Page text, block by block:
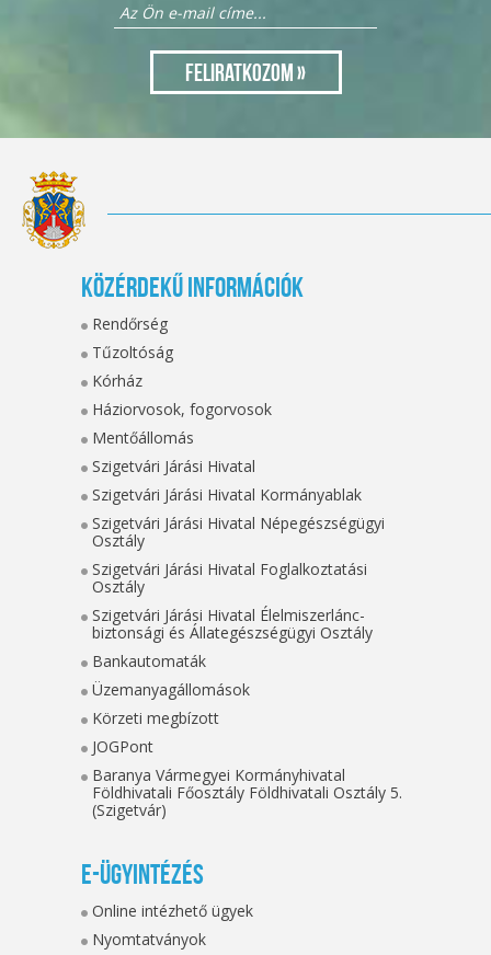
Közérdekű információk
Rendőrség
Tűzoltóság
Kórház
Háziorvosok, fogorvosok
Mentőállomás
Szigetvári Járási Hivatal
Szigetvári Járási Hivatal Kormányablak
Szigetvári Járási Hivatal Népegészségügyi
Osztály
Szigetvári Járási Hivatal Foglalkoztatási
Osztály
Szigetvári Járási Hivatal Élelmiszerlánc-
biztonsági és Állategészségügyi Osztály
Bankautomaták
Üzemanyagállomások
Körzeti megbízott
JOGPont
Baranya Vármegyei Kormányhivatal
Földhivatali Főosztály Földhivatali Osztály 5.
(Szigetvár)
E-ügyintézés
Online intézhető ügyek
Nyomtatványok